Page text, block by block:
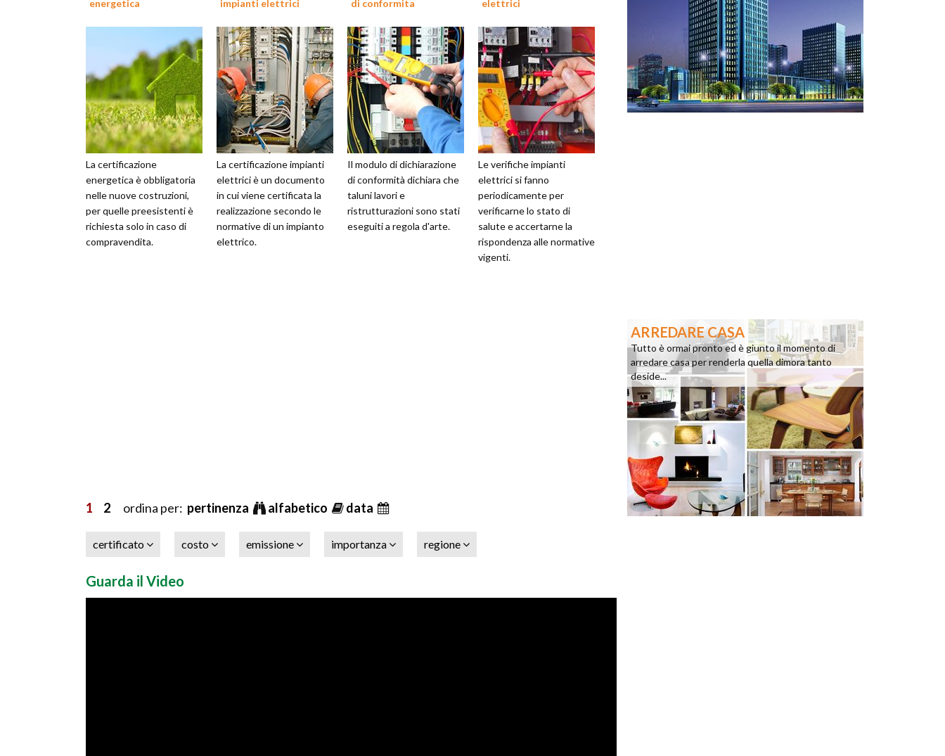
energetica
La certificazione
energetica è obbligatoria
nelle nuove costruzioni,
per quelle preesistenti è
richiesta solo in caso di
compravendita.
impianti elettrici
La certificazione impianti
elettrici è un documento
in cui viene certificata la
realizzazione secondo le
normative di un impianto
elettrico.
di conformita
Il modulo di dichiarazione
di conformità dichiara che
taluni lavori e
ristrutturazioni sono stati
eseguiti a regola d'arte.
elettrici
Le verifiche impianti
elettrici si fanno
periodicamente per
verificarne lo stato di
salute e accertarne la
rispondenza alle normative
vigenti.
1 2 ordina per: pertinenza alfabetico data
certificato costo emissione importanza regione
Guarda il Video
ARREDARE CASA
Tutto è ormai pronto ed è giunto il momento di
arredare casa per renderla quella dimora tanto
deside...